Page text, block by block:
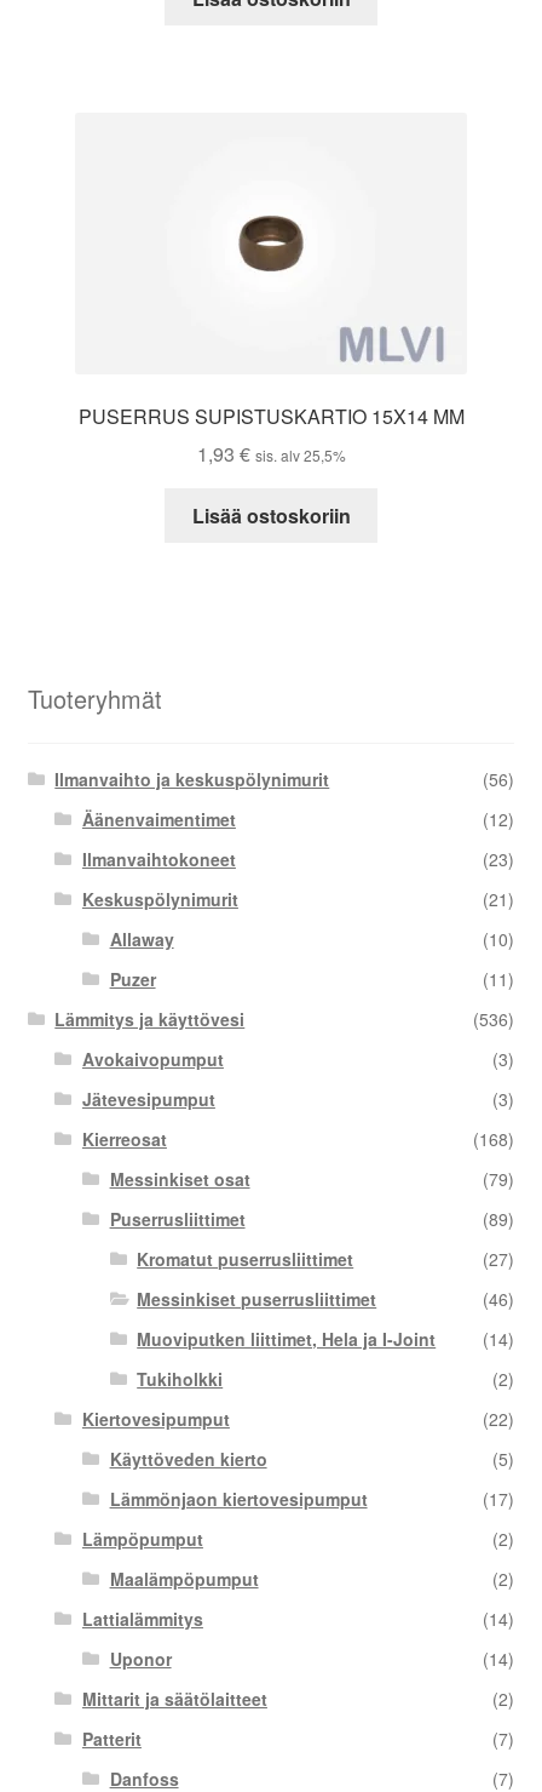
PUSERRUS SUPISTUSKARTIO 15X14 MM
1,93 € sis. alv 25,5%
Lisää ostoskoriin
Tuoteryhmät
Ilmanvaihto ja keskuspölynimurit
(56)
Äänenvaimentimet
(12)
Ilmanvaihtokoneet
(23)
Keskuspölynimurit
(21)
Allaway
(10)
Puzer
(11)
Lämmitys ja käyttövesi
(536)
Avokaivopumput
(3)
Jätevesipumput
(3)
Kierreosat
(168)
Messinkiset osat
(79)
Puserrusliittimet
(89)
Kromatut puserrusliittimet
(27)
Messinkiset puserrusliittimet
(46)
Muoviputken liittimet, Hela ja I-Joint
(14)
Tukiholkki
(2)
Kiertovesipumput
(22)
Käyttöveden kierto
(5)
Lämmönjaon kiertovesipumput
(17)
Lämpöpumput
(2)
Maalämpöpumput
(2)
Lattialämmitys
(14)
Uponor
(14)
Mittarit ja säätölaitteet
(2)
Patterit
(7)
Danfoss
(7)